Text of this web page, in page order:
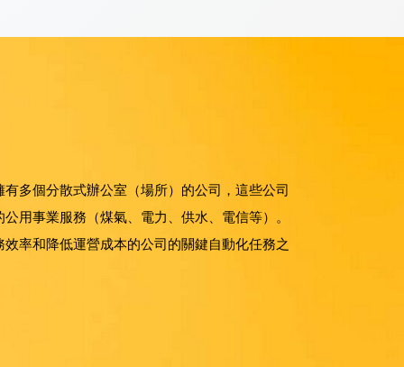
多個分散式辦公室（場所）的公司，這些公司
用事業服務（煤氣、電力、供水、電信等）。
率和降低運營成本的公司的關鍵自動化任務之